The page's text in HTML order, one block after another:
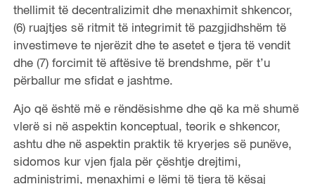
thellimit të decentralizimit dhe menaxhimit shkencor,
(6) ruajtjes së ritmit të integrimit të pazgjidhshëm të
investimeve te njerëzit dhe te asetet e tjera të vendit
dhe (7) forcimit të aftësive të brendshme, për t’u
përballur me sfidat e jashtme.
Ajo që është më e rëndësishme dhe që ka më shumë
vlerë si në aspektin konceptual, teorik e shkencor,
ashtu dhe në aspektin praktik të kryerjes së punëve,
sidomos kur vjen fjala për çështje drejtimi,
administrimi, menaxhimi e lëmi të tjera të kësaj